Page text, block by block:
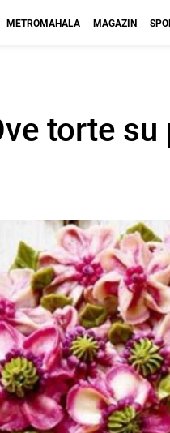
METROMAHALA MAGAZIN
torte